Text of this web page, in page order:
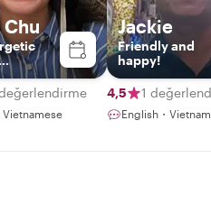
Chu
Vietnamese
Jackie
Friendly and
happy!
4,5 1
English・